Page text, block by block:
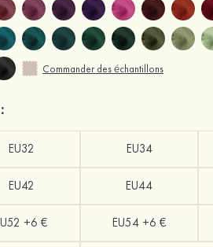
Commander des échantillons
EU32 EU34
EU42 EU44
+6 € EU54 +6 €